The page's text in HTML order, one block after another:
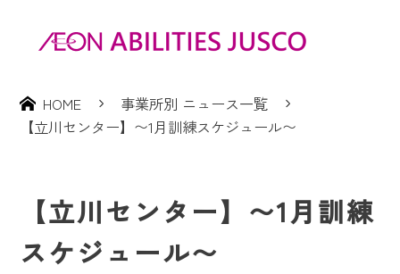
HOME
事業所別 ニュース一覧
【立川センター】〜1月訓練スケジュール〜
【立川センター】〜1月訓練
スケジュール〜